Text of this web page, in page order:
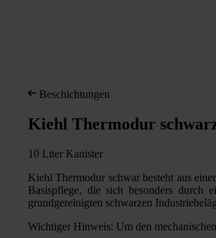
Beschichtungen
Kiehl Thermodur
10 Liter Kanister
Kiehl Thermodur schwar besteht aus
Basispflege, die sich besonders durch
grundgereinigten schwarzen
Wichtiger Hinweis: Um den